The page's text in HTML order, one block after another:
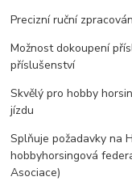
Precizní ruční
Možnost dokoupení
příslušenství
Skvělý pro hobby
jízdu
Splňuje požadavky na
hobbyhorsingová
Asociace)